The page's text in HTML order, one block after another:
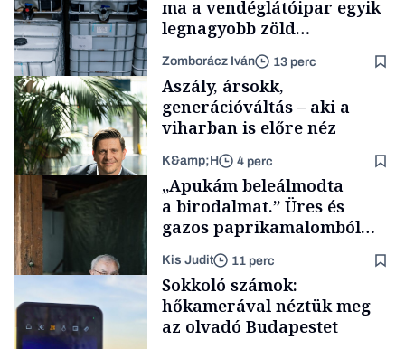
Forbes-sztori
ma a vendéglátóipar egyik
legnagyobb zöld
beszállítóját építi, Gerendai
is beszállt
Zomborácz Iván 13 perc
TÁMOGATÓI
Aszály, ársokk,
generációváltás – aki a
viharban is előre néz
K&amp;H 4 perc
„Apukám beleálmodta
a birodalmat.” Üres és
gazos paprikamalomból
lett az igazi családi
fűszersztori
Kis Judit 11 perc
Sokkoló számok:
hőkamerával néztük meg
az olvadó Budapestet